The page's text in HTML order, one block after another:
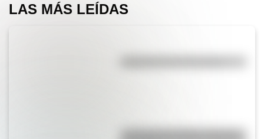
LAS MÁS LEÍDAS
La vida de San Martín contada